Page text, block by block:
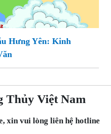
Hưng Yên: Kinh
Thủy Việt Nam
xin vui lòng liên hệ hotline